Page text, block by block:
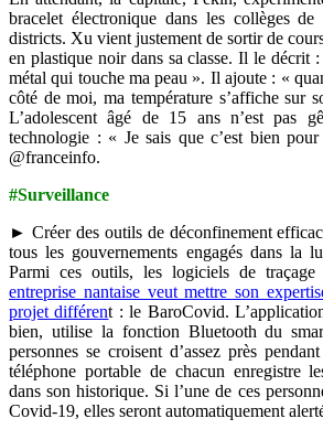
bracelet électronique dans les collèges
districts. Xu vient justement de sortir de
en plastique noir dans sa classe. Il le décrit
métal qui touche ma peau ». Il ajoute : «
côté de moi, ma température s’affiche sur
L’adolescent âgé de 15 ans n’est pas
technologie : « Je sais que c’est bien
@franceinfo.
#Surveillance
► Créer des outils de déconfinement
tous les gouvernements engagés dans la
Parmi ces outils, les logiciels de
entreprise nantaise veut mettre son
projet différent : le BaroCovid.
bien, utilise la fonction Bluetooth du
personnes se croisent d’assez près
téléphone portable de chacun enregistre
dans son historique. Si l’une de ces
Covid-19, elles seront automatiquement